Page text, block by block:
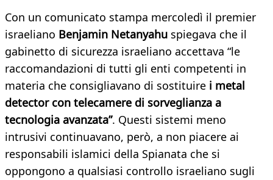
Con un comunicato stampa mercoledì il premier
israeliano Benjamin Netanyahu spiegava che il
gabinetto di sicurezza israeliano accettava “le
raccomandazioni di tutti gli enti competenti in
materia che consigliavano di sostituire i metal
detector con telecamere di sorveglianza a
tecnologia avanzata”. Questi sistemi meno
intrusivi continuavano, però, a non piacere ai
responsabili islamici della Spianata che si
oppongono a qualsiasi controllo israeliano sugli